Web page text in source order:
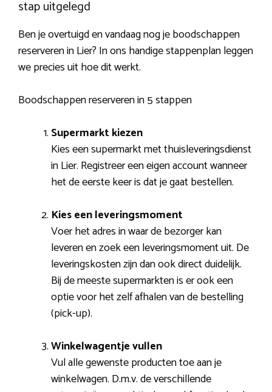
stap uitgelegd
Ben je overtuigd en vandaag nog je boodschappen
reserveren in Lier? In ons handige stappenplan leggen
we precies uit hoe dit werkt.
Boodschappen reserveren in 5 stappen
Supermarkt kiezen
Kies een supermarkt met thuisleveringsdienst
in Lier. Registreer een eigen account wanneer
het de eerste keer is dat je gaat bestellen.
Kies een leveringsmoment
Voer het adres in waar de bezorger kan
leveren en zoek een leveringsmoment uit. De
leveringskosten zijn dan ook direct duidelijk.
Bij de meeste supermarkten is er ook een
optie voor het zelf afhalen van de bestelling
(pick-up).
Winkelwagentje vullen
Vul alle gewenste producten toe aan je
winkelwagen. D.m.v. de verschillende